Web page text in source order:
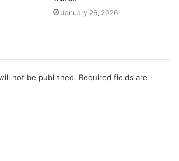
January 26, 2026
not be published. Required fields are